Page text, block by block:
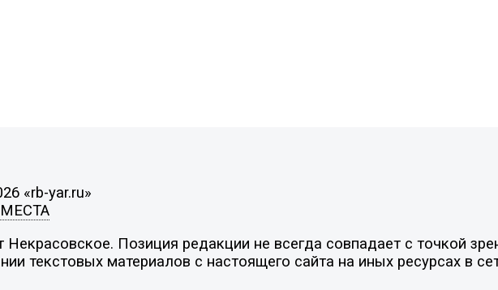
«rb-yar.ru»
Позиция редакции не всегда совпадает с точкой
текстовых материалов с настоящего сайта на иных ресурсах в